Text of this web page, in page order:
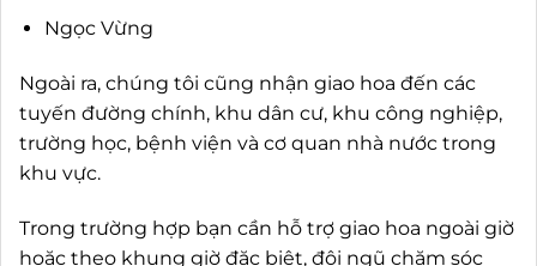
Ngọc Vừng
Ngoài ra, chúng tôi cũng nhận giao hoa đến các
tuyến đường chính, khu dân cư, khu công nghiệp,
trường học, bệnh viện và cơ quan nhà nước trong
khu vực.
Trong trường hợp bạn cần hỗ trợ giao hoa ngoài giờ
hoặc theo khung giờ đặc biệt, đội ngũ chăm sóc